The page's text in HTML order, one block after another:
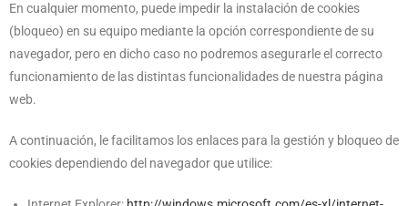
En cualquier momento, puede impedir la instalación de cookies
(bloqueo) en su equipo mediante la opción correspondiente de su
navegador, pero en dicho caso no podremos asegurarle el correcto
funcionamiento de las distintas funcionalidades de nuestra página
web.
A continuación, le facilitamos los enlaces para la gestión y bloqueo de
cookies dependiendo del navegador que utilice: